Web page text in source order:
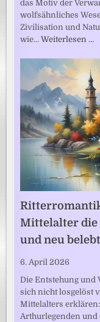
das Motiv der
wolfsähnliches
Zivilisation und
wie…Weiterlesen …
Mittelalter
und neu
6. April 2026
Die Entstehung und
sich nicht losgelöst
Mittelalters
Arthurlegenden und